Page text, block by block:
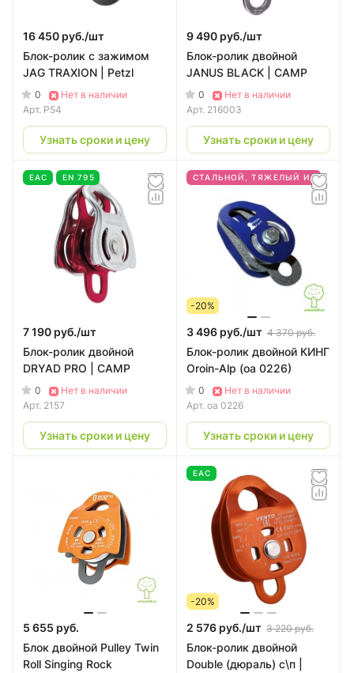
16 450 руб./шт
Блок-ролик с зажимом
JAG TRAXION | Petzl
0
Нет в наличии
Арт. P54
Узнать сроки и цену
9 490 руб./шт
Блок-ролик двойной
JANUS BLACK | CAMP
0
Нет в наличии
Арт. 216003
Узнать сроки и цену
EAC EN 795
7 190 руб./шт
Блок-ролик двойной
DRYAD PRO | CAMP
0
Нет в наличии
Арт. 2157
Узнать сроки и цену
СТАЛЬНОЙ, ТЯЖЕЛЫЙ И НАДЕЖНЫЙ!
-20%
3 496 руб./шт 4 370 руб.
Блок-ролик двойной КИНГ
Oroin-Alp (оа 0226)
0
Нет в наличии
Арт. оа 0226
Узнать сроки и цену
5 655 руб.
Блок двойной Pulley Twin
Roll Singing Rock
EAC
-20%
2 576 руб./шт 3 220 руб.
Блок-ролик двойной
Double (дюраль) с\п |